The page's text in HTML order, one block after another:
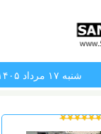
شنبه ۱۷ مرداد ۱۴۰۵ |